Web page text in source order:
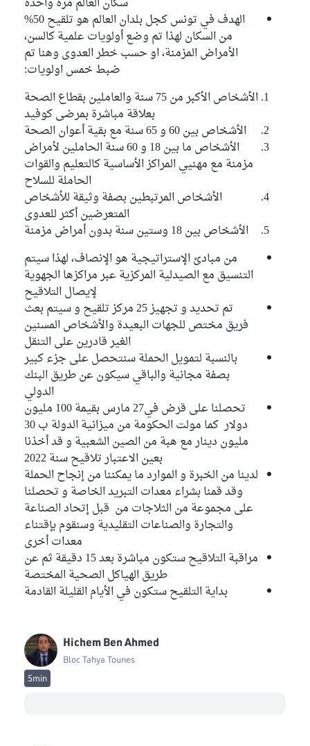
الهدف في تونس كجل بلدان العالم هو تلقيح 50%
من السكان لهذا تم وضع أولويات علمية كالسن،
الأمراض المزمنة، او حسب خطر العدوى وهنا تم
ضبط خمس اولويات:
الأشخاص الأكبر من 75 سنة والعاملين بقطاع الصحة
بعلاقة مباشرة بمرضى كوفيد
الأشخاص بين 60 و 65 سنة مع بقية أعوان الصحة
الأشخاص ما بين 18 و 60 سنة الحاملين لأمراض
مزمنة مع مهنيي المراكز الأساسية كالتعليم والقوات
الحاملة للسلاح
الأشخاص المرتبطين بصفة وثيقة للأشخاص
المتعرضين أكثر للعدوى
الأشخاص بين 18 وستين سنة بدون أمراض مزمنة
من مبادئ الإستراتيجية هو الإنصاف، لهذا سيتم
التنسيق مع الصيدلية المركزية عبر مراكزها الجهوية
لإيصال التلاقيح
تم تحديد و تجهيز 25 مركز تلقيح و سيتم بعث
فريق مختص للجهات البعيدة والأشخاص المسنين
الغير قادرين على التنقل
بالنسبة لتمويل الحملة سنتحصل على جزء كبير
بصفة مجانية والباقي سيكون عن طريق البنك
الدولي
تحصلنا على قرض في27 مارس بقيمة 100 مليون
دولار كما مولت الحكومة من ميزانية الدولة ب 30
مليون دينار مع هبة من الصين الشعبية و قد أخذنا
بعين الاعتبار تلاقيح سنة 2022
لدينا من الخبرة و الموارد ما يمكننا من إنجاح الحملة
وقد قمنا بشراء معدات التبريد الخاصة و تحصلنا
على مجموعة من الثلاجات من قبل إتحاد الصناعة
والتجارة والصناعات التقليدية وسنقوم بإقتناء
معدات أخرى
مراقبة التلاقيح ستكون مباشرة بعد 15 دقيقة ثم عن
طريق الهياكل الصحية المختصة
بداية التلقيح ستكون في الأيام القليلة القادمة
Hichem Ben Ahmed
Bloc Tahya Tounes
5min